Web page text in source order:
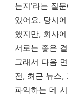
는지’라는 질
있어요. 당시
했지만, 회사
서로는 좋은
그래서 다음
전, 최근 뉴스,
파악하는 데